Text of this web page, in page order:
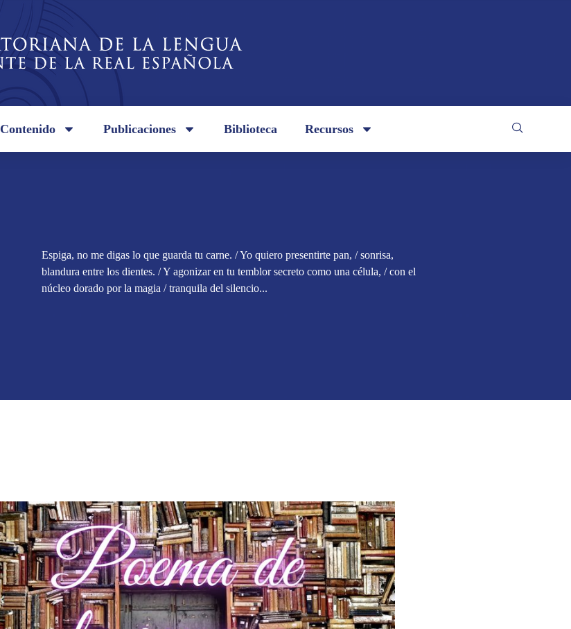
Contenido Publicaciones Biblioteca Recursos
Espiga, no me digas lo que guarda tu carne. / Yo quiero presentirte pan, / sonrisa,
blandura entre los dientes. / Y agonizar en tu temblor secreto como una célula, / con el
núcleo dorado por la magia / tranquila del silencio...